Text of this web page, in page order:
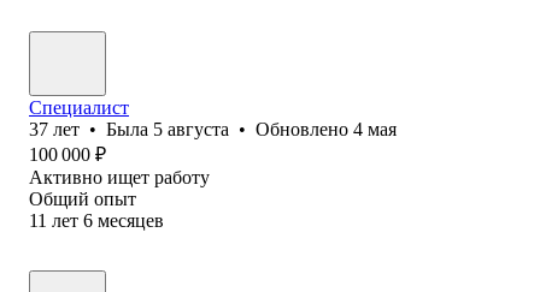
Специалист
37 лет • Была 5 августа • Обновлено 4 мая
100 000 ₽
Активно ищет работу
Общий опыт
11 лет 6 месяцев